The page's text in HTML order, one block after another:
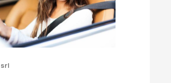
srl